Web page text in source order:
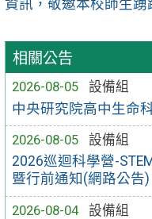
相關公告
2026-08-05
設備組
中央研究院高中生命
2026-08-05
設備組
2026巡迴科學營-
暨行前通知(網路公告)
2026-08-04
設備組
資訊，敬邀本校師生踴